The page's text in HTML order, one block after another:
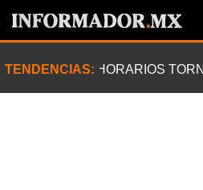
TENDENCIAS: HORARIOS